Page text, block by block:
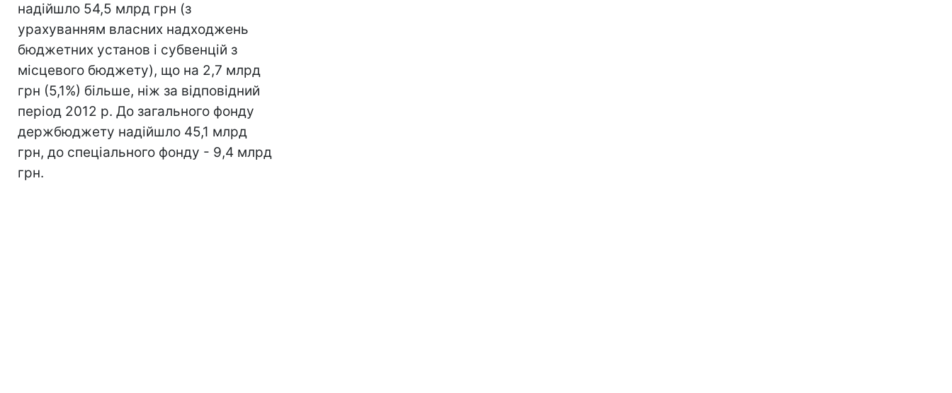
надійшло 54,5 млрд грн (з
урахуванням власних надходжень
бюджетних установ і субвенцій з
місцевого бюджету), що на 2,7 млрд
грн (5,1%) більше, ніж за відповідний
період 2012 р. До загального фонду
держбюджету надійшло 45,1 млрд
грн, до спеціального фонду - 9,4 млрд
грн.